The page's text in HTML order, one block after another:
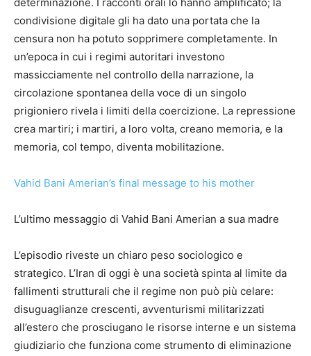
condivisione digitale gli ha dato una portata che la
censura non ha potuto sopprimere completamente. In
un’epoca in cui i regimi autoritari investono
massicciamente nel controllo della narrazione, la
circolazione spontanea della voce di un singolo
prigioniero rivela i limiti della coercizione. La repressione
crea martiri; i martiri, a loro volta, creano memoria, e la
memoria, col tempo, diventa mobilitazione.
Vahid Bani Amerian’s final message to his mother
L’ultimo messaggio di Vahid Bani Amerian a sua madre
L’episodio riveste un chiaro peso sociologico e
strategico. L’Iran di oggi è una società spinta al limite da
fallimenti strutturali che il regime non può più celare:
disuguaglianze crescenti, avventurismi militarizzati
all’estero che prosciugano le risorse interne e un sistema
giudiziario che funziona come strumento di eliminazione